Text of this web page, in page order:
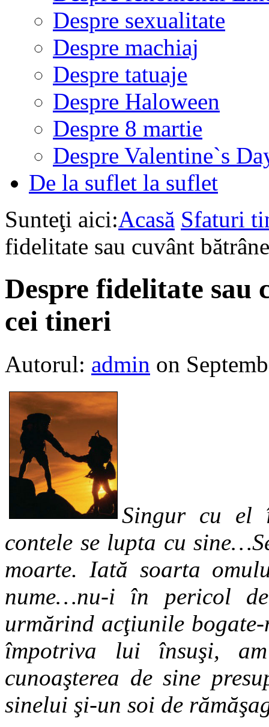
Despre sexualitate
Despre machiaj
Despre tatuaje
Despre Haloween
Despre 8 martie
Despre Valentine`s
De la suflet la suflet
Sunteţi aici:Acasă Sfaturi
fidelitate sau cuvânt
Despre fidelitate sau
cei tineri
Autorul: admin on
Singur cu el
contele se lupta cu
moarte. Iată soarta
nume…nu-i în pericol
urmărind acţiunile
împotriva lui însuşi,
cunoaşterea de sine
sinelui şi-un soi de